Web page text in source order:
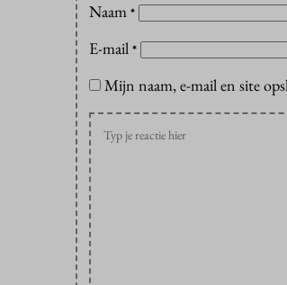
Naam *
E-mail *
Mijn naam, e-mail en site